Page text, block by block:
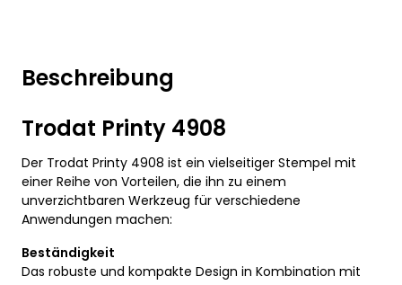
Beschreibung
Trodat Printy 4908
Der Trodat Printy 4908 ist ein vielseitiger Stempel mit
einer Reihe von Vorteilen, die ihn zu einem
unverzichtbaren Werkzeug für verschiedene
Anwendungen machen:
Beständigkeit
Das robuste und kompakte Design in Kombination mit